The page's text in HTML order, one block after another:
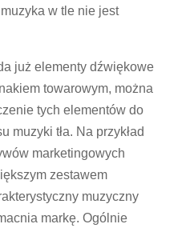
w tle nie jest
już elementy dźwiękowe
towarowym, można
tych elementów do
muzyki tła. Na przykład
marketingowych
zestawem
muzyczny
markę. Ogólnie